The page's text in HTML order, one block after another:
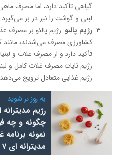
گیاهی تأکید دارد، اما مصرف
لبنی و گوشت را نیز در بر می‌گیرد.
رژیم پالئو: رژیم پالئو بر مصرف
کشاورزی مصرف می‌شدند، مانند
تأکید دارد و از مصرف غلات و
رژیم تایات مصرف غلات کامل و
رژیم غذایی متعادل ترویج
به روز تر شوید
رژیم مدیترانه
چگونه و چه
نمونه برنامه
مدیترانه ای 7 روزه